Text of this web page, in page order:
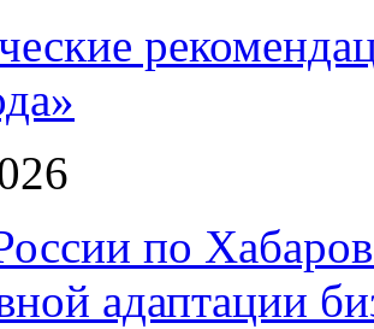
по
адаптации